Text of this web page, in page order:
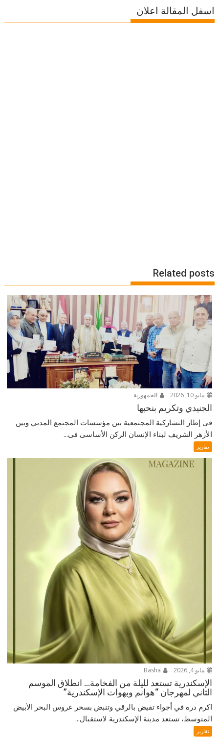
اسفل المقالة اعلان
Related posts
مايو 10, 2026 الجمهورية
الجنيدي وتكريم بنحبها
فى إطار التشاركية المجتمعية بين مؤسسات المجتمع المدني وبين
الأزهر الشريف لبناء الإنسان الركن الأساسى فى...
تقارير
مايو 4, 2026
الإسكندرية تستعد لليلة من الفخامة… انطلاق الموسم
الثاني لمهرجان “هوانم وبهوات الإسكندرية”
اكرم دره في أجواء تفيض بالرقي وتنبض بسحر عروس البحر الأبيض
المتوسط، تستعد مدينة الإسكندرية لاستقبال...
تقارير